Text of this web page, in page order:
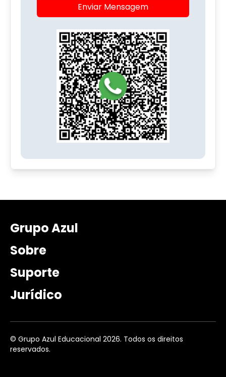
Enviar Mensagem
Grupo Azul
Sobre
Suporte
Jurídico
© Grupo Azul Educacional 2026. Todos os direitos
reservados.